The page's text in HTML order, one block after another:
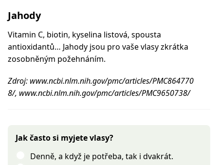
Jahody
Vitamin C, biotin, kyselina listová, spousta
antioxidantů… Jahody jsou pro vaše vlasy zkrátka
zosobněným požehnáním.
Zdroj: www.ncbi.nlm.nih.gov/pmc/articles/PMC864770
8/, www.ncbi.nlm.nih.gov/pmc/articles/PMC9650738/
Jak často si myjete vlasy?
Denně, a když je potřeba, tak i dvakrát.